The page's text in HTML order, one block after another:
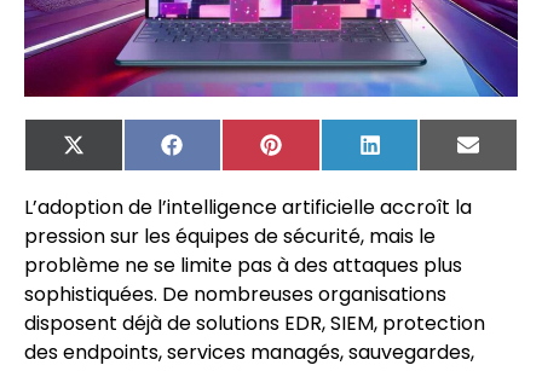
X
(Twitter)
FacebookPinterest LinkedIn
Email
L’adoption de l’intelligence artificielle accroît la
pression sur les équipes de sécurité, mais le
problème ne se limite pas à des attaques plus
sophistiquées. De nombreuses organisations
disposent déjà de solutions EDR, SIEM, protection
des endpoints, services managés, sauvegardes,